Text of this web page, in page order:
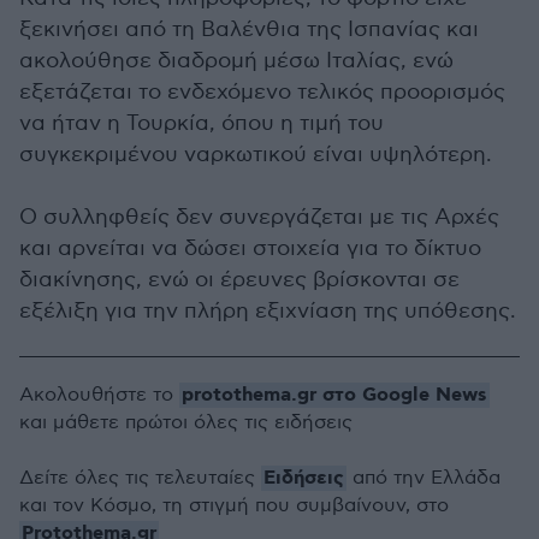
ξεκινήσει από τη Βαλένθια της Ισπανίας και
ακολούθησε διαδρομή μέσω Ιταλίας, ενώ
εξετάζεται το ενδεχόμενο τελικός προορισμός
να ήταν η Τουρκία, όπου η τιμή του
συγκεκριμένου ναρκωτικού είναι υψηλότερη.
Ο συλληφθείς δεν συνεργάζεται με τις Αρχές
και αρνείται να δώσει στοιχεία για το δίκτυο
διακίνησης, ενώ οι έρευνες βρίσκονται σε
εξέλιξη για την πλήρη εξιχνίαση της υπόθεσης.
Ακολουθήστε το protothema.gr στο Google News
και μάθετε πρώτοι όλες τις ειδήσεις
Δείτε όλες τις τελευταίες Ειδήσεις από την Ελλάδα
και τον Κόσμο, τη στιγμή που συμβαίνουν, στο
Protothema.gr